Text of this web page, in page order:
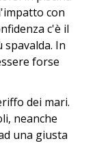
con
c'è il
In
forse
dei mari.
neanche
una giusta